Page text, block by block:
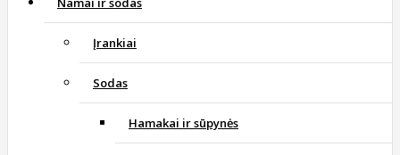
Įrankiai
Sodas
Hamakai ir sūpynės